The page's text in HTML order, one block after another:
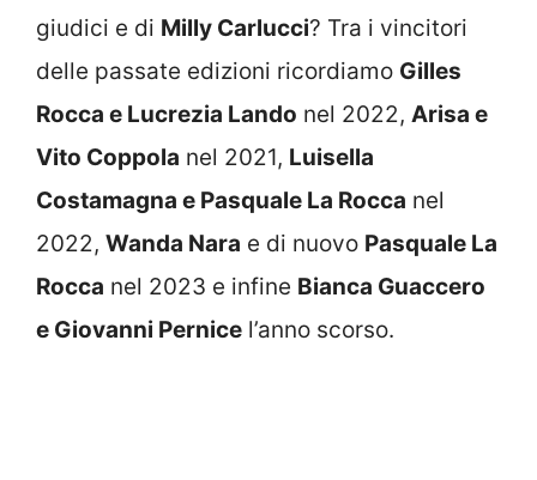
giudici e di Milly Carlucci? Tra i vincitori
delle passate edizioni ricordiamo Gilles
Rocca e Lucrezia Lando nel 2022, Arisa e
Vito Coppola nel 2021, Luisella
Costamagna e Pasquale La Rocca nel
2022, Wanda Nara e di nuovo Pasquale La
Rocca nel 2023 e infine Bianca Guaccero
e Giovanni Pernice l’anno scorso.